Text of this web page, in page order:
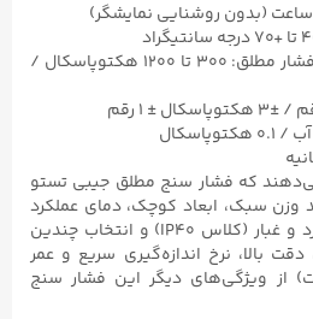
محدوده اندازه‌گیری فشار مطلق: ۳۰۰ تا ۱۲۰۰ هکتوپاسکال /
که فشار سنج مطلق جیبی تستو
وزن سبک، ابعاد کوچک، دمای عملکرد
مناسب، محافظت در برابر گرد و غبار (کلاس IP40) و انتخاب چندین
بالا، نرخ اندازه‌گیری سریع و عمر
(تا ۲۰۰ ساعت) از ویژگی‌های دیگر این فشار سنج